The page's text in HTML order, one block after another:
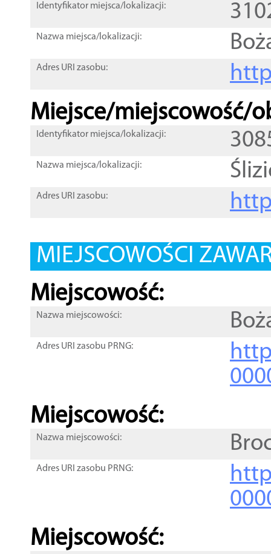
Identyfikator miejsca/lokalizacji:
Nazwa miejsca/lokalizacji:
Adres URI zasobu:
Miejsce/miejscowość/
Identyfikator miejsca/lokalizacji:
Nazwa miejsca/lokalizacji:
Adres URI zasobu:
MIEJSCOWOŚCI
Miejscowość:
Nazwa miejscowości:
Adres URI zasobu PRNG:
Miejscowość:
Nazwa miejscowości:
Adres URI zasobu PRNG:
Miejscowość: